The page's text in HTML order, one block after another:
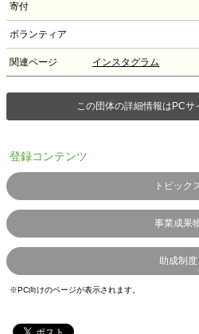
寄付
ボランティア
関連ページ インスタグラム
この団体の詳細情報はPCサ
登録コンテンツ
トピック
事業成果
助成制度
※PC向けのページが表示されます。